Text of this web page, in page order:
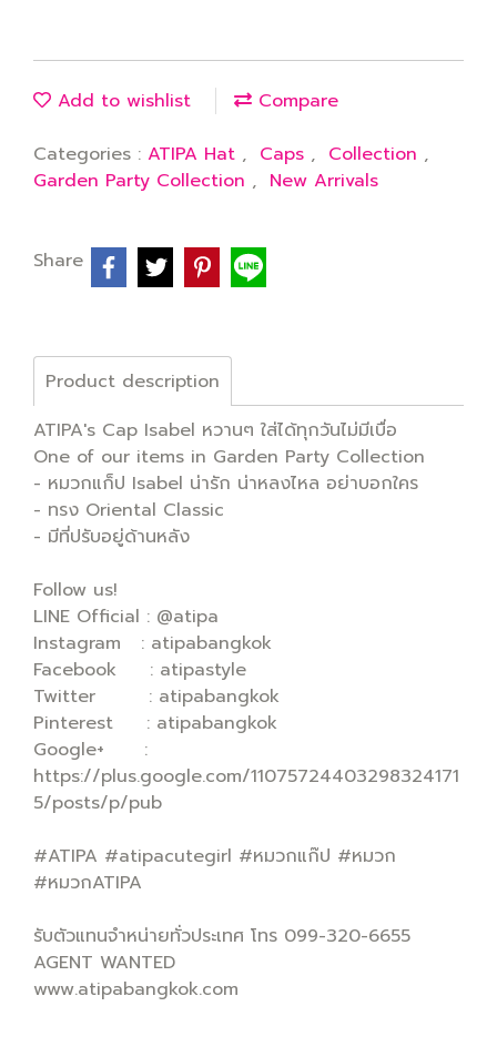
Add to wishlist
Compare
Categories : ATIPA Hat , Caps , Collection ,
Garden Party Collection , New Arrivals
Share
Product description
ATIPA's Cap Isabel หวานๆ ใส่ได้ทุกวันไม่มีเบื่อ
One of our items in Garden Party Collection
- หมวกแก็ป Isabel น่ารัก น่าหลงไหล อย่าบอกใคร
- ทรง Oriental Classic
- มีที่ปรับอยู่ด้านหลัง
Follow us!
LINE Official : @atipa
Instagram : atipabangkok
Facebook : atipastyle
Twitter : atipabangkok
Pinterest : atipabangkok
Google+ :
https://plus.google.com/11075724403298324171
5/posts/p/pub
#ATIPA #atipacutegirl #หมวกแก๊ป #หมวก
#หมวกATIPA
รับตัวแทนจำหน่ายทั่วประเทศ โทร 099-320-6655
AGENT WANTED
www.atipabangkok.com